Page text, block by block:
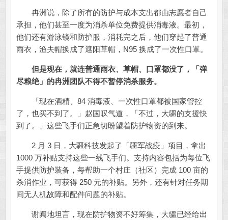
冉洲说，除了所有的防护与成本支出都由志愿者自己
承担，他们甚至一度为消杀单位免费提供消毒液。最初，
他们还有游泳镜和防护服，消耗完之后，他们穿起了普通
雨衣，渔夫帽换成了遮阳草帽，N95 换成了一次性口罩。
但是现在，就连普通雨衣、草帽、口罩都没了，「弹
尽粮绝」的冉洲团队不得不暂停消杀服务。
「现在酒精、84 消毒液、一次性口罩都被国家管控
了，也买不到了。」赵国叹气道，「不过，大疆的支援快
到了。」这些飞手们正急切盼望着防护物资的到来。
2 月 3 日，大疆科技发起了「疆军战疫」项目，拿出
1000 万补贴支持这些一线飞手们。支持内容包括为每位飞
手提供防护装备，每帮助一个村庄（社区）完成 100 亩的
杀消作业，可获得 250 元的补贴。另外，还有针对任务期
间无人机故障和配件问题的补贴。
谢阗地坦言，现在防护物资不好筹集，大疆已经给出